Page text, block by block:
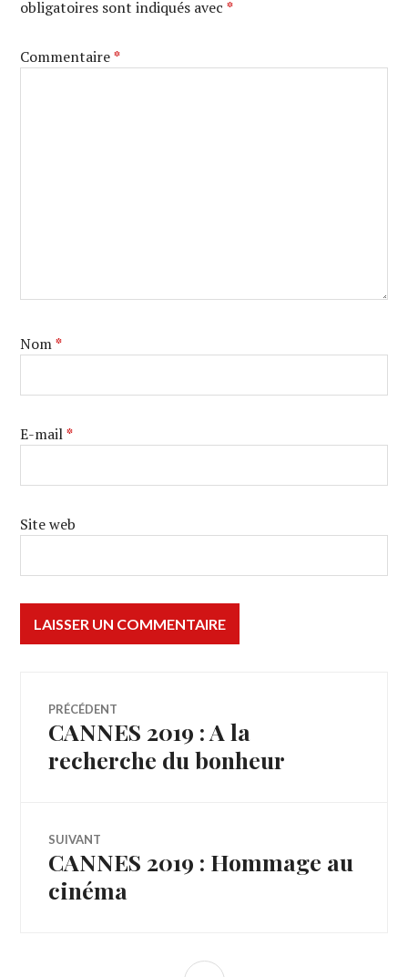
obligatoires sont indiqués avec*
Commentaire*
Nom*
E-mail*
Site web
Navigation
de
PRÉCÉDENT
Article
précédent :
CANNES 2019 : A la
recherche du bonheur
SUIVANT
Article
Suivant:
CANNES 2019 : Hommage au
cinéma